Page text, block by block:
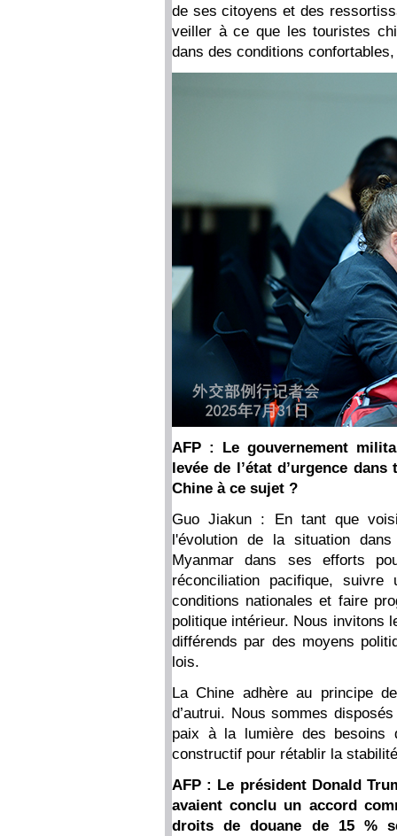
de ses citoyens et des
veiller à ce que les touristes
dans des conditions
AFP : Le gouvernement
levée de l’état d’urgence
Chine à ce sujet ?
Guo Jiakun : En tant que
l'évolution de la situation
Myanmar dans ses efforts
réconciliation pacifique,
conditions nationales et faire
politique intérieur. Nous invitons
différends par des moyens
lois.
La Chine adhère au principe
d’autrui. Nous sommes
paix à la lumière des besoins
constructif pour rétablir la
AFP : Le président Donald
avaient conclu un accord
droits de douane de 15 %